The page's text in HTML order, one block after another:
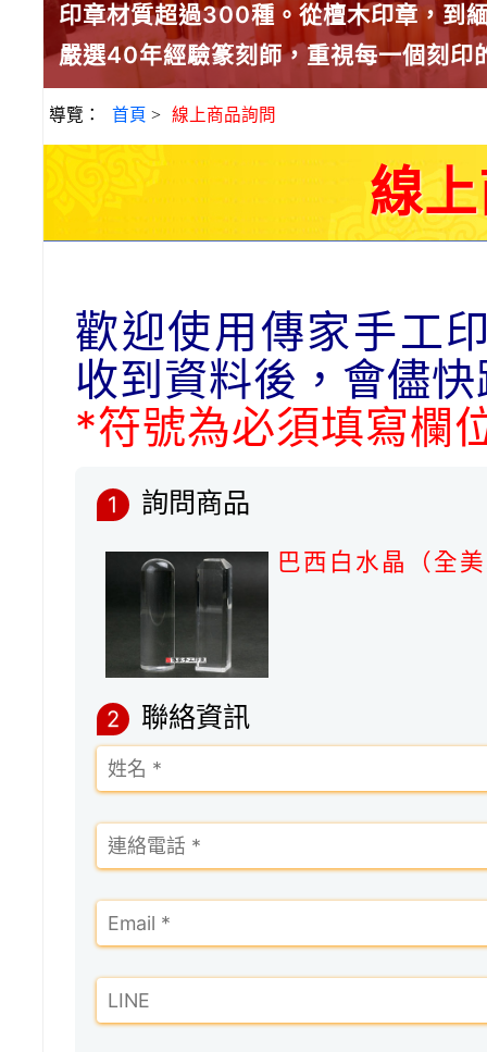
印章材質超過300種。從檀木印章，到
嚴選40年經驗篆刻師，重視每一個刻印
導覽： 首頁 > 線上商品詢問
線
歡迎使用傳家手工
收到資料後，會儘
*符號為必須填寫欄
1 詢問商品
巴西白水晶（全
2 聯絡資訊